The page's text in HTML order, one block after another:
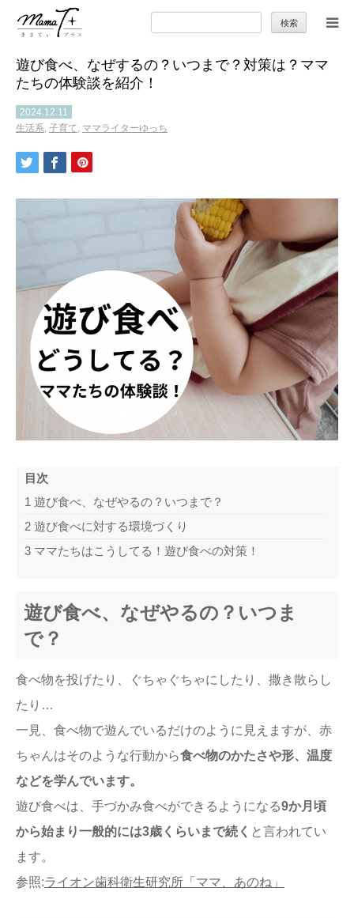
索:
遊び食べ、なぜするの？いつまで？対策は？ママ
たちの体験談を紹介！
2024.12.11
生活系, 子育て, ママライターゆっち
目次
1 遊び食べ、なぜやるの？いつまで？
2 遊び食べに対する環境づくり
3 ママたちはこうしてる！遊び食べの対策！
遊び食べ、なぜやるの？いつま
で？
食べ物を投げたり、ぐちゃぐちゃにしたり、撒き散らし
たり…
一見、食べ物で遊んでいるだけのように見えますが、赤
ちゃんはそのような行動から食べ物のかたさや形、温度
などを学んでいます。
遊び食べは、手づかみ食べができるようになる9か月頃
から始まり一般的には3歳くらいまで続く と言われてい
ます。
参照:ライオン歯科衛生研究所「ママ、あのね」
トップ
ママのカラダとココロ
セカンドキャリア
暮らしの小ワザ
季節の行事やお出かけ
特集
ままてぃ編集部